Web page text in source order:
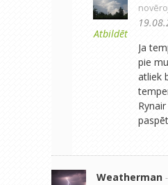
Atbildēt
Ja
pie
atliek
Weatherman